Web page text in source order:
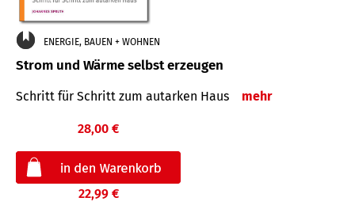
ENERGIE, BAUEN + WOHNEN
Strom und Wärme selbst erzeugen
Schritt für Schritt zum autarken Haus mehr
28,00 €
22,99 €